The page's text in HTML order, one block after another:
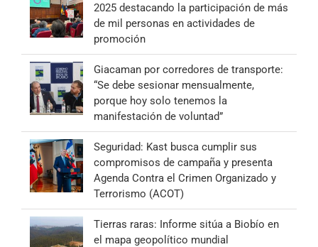
2025 destacando la participación de más
de mil personas en actividades de
promoción
Giacaman por corredores de transporte:
“Se debe sesionar mensualmente,
porque hoy solo tenemos la
manifestación de voluntad”
Seguridad: Kast busca cumplir sus
compromisos de campaña y presenta
Agenda Contra el Crimen Organizado y
Terrorismo (ACOT)
Tierras raras: Informe sitúa a Biobío en
el mapa geopolítico mundial